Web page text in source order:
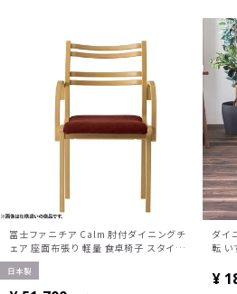
冨士ファニチア Calm 肘付ダイニングチ
ェア 座面布張り 軽量 食卓椅子 スタイリ
ッシュ 完成品
日本製
ダイ
転 い
ンプ
¥